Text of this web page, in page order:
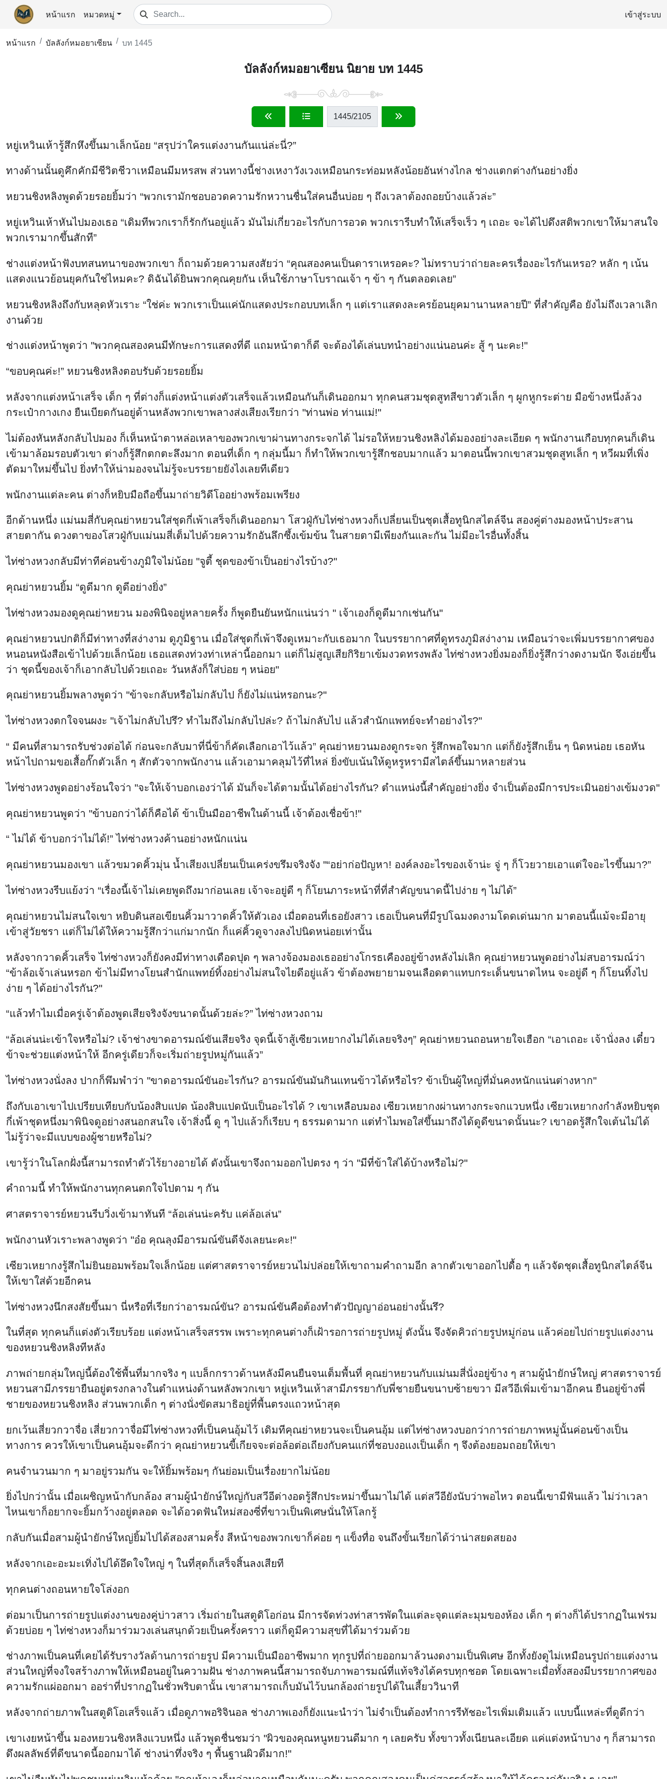
หน้าแรก หมวดหมู่ เข้าสู่ระบบ
หน้าแรก บัลลังก์หมอยาเซียน บท 1445
บัลลังก์หมอยาเซียน นิยาย บท 1445
1445/2105
หยู่เหวินเห้ารู้สึกหึงขึ้นมาเล็กน้อย “สรุปว่าใครแต่งงานกันแน่ล่ะนี่?”
ทางด้านนั้นดูคึกคักมีชีวิตชีวาเหมือนมีมหรสพ ส่วนทางนี้ช่างเหงาวังเวงเหมือนกระท่อมหลังน้อยอันห่างไกล ช่างแตกต่างกันอย่างยิ่ง
หยวนชิงหลิงพูดด้วยรอยยิ้มว่า “พวกเรามักชอบอวดความรักหวานชื่นใส่คนอื่นบ่อย ๆ ถึงเวลาต้องถอยบ้างแล้วล่ะ”
หยู่เหวินเห้าหันไปมองเธอ “เดิมทีพวกเราก็รักกันอยู่แล้ว มันไม่เกี่ยวอะไรกับการอวด พวกเรารีบทำให้เสร็จเร็ว ๆ เถอะ จะได้ไปดึงสติพวกเขาให้มาสนใจ
พวกเรามากขึ้นสักที”
ช่างแต่งหน้าฟังบทสนทนาของพวกเขา ก็ถามด้วยความสงสัยว่า “คุณสองคนเป็นดาราเหรอคะ? ไม่ทราบว่าถ่ายละครเรื่องอะไรกันเหรอ? หลัก ๆ เน้น
แสดงแนวย้อนยุคกันใช่ไหมคะ? ดิฉันได้ยินพวกคุณคุยกัน เห็นใช้ภาษาโบราณเจ้า ๆ ข้า ๆ กันตลอดเลย”
หยวนชิงหลิงถึงกับหลุดหัวเราะ “ใช่ค่ะ พวกเราเป็นแค่นักแสดงประกอบบทเล็ก ๆ แต่เราแสดงละครย้อนยุคมานานหลายปี” ที่สำคัญคือ ยังไม่ถึงเวลาเลิก
งานด้วย
ช่างแต่งหน้าพูดว่า "พวกคุณสองคนมีทักษะการแสดงที่ดี แถมหน้าตาก็ดี จะต้องได้เล่นบทนำอย่างแน่นอนค่ะ สู้ ๆ นะคะ!"
“ขอบคุณค่ะ!” หยวนชิงหลิงตอบรับด้วยรอยยิ้ม
หลังจากแต่งหน้าเสร็จ เด็ก ๆ ที่ต่างก็แต่งหน้าแต่งตัวเสร็จแล้วเหมือนกันก็เดินออกมา ทุกคนสวมชุดสูทสีขาวตัวเล็ก ๆ ผูกหูกระต่าย มือข้างหนึ่งล้วง
กระเป๋ากางเกง ยืนเบียดกันอยู่ด้านหลังพวกเขาพลางส่งเสียงเรียกว่า "ท่านพ่อ ท่านแม่!"
ไม่ต้องหันหลังกลับไปมอง ก็เห็นหน้าตาหล่อเหลาของพวกเขาผ่านทางกระจกได้ ไม่รอให้หยวนชิงหลิงได้มองอย่างละเอียด ๆ พนักงานเกือบทุกคนก็เดิน
เข้ามาล้อมรอบตัวเขา ต่างก็รู้สึกตกตะลึงมาก ตอนที่เด็ก ๆ กลุ่มนี้มา ก็ทำให้พวกเขารู้สึกชอบมากแล้ว มาตอนนี้พวกเขาสวมชุดสูทเล็ก ๆ หวีผมที่เพิ่ง
ตัดมาใหม่ขึ้นไป ยิ่งทำให้น่ามองจนไม่รู้จะบรรยายยังไงเลยทีเดียว
พนักงานแต่ละคน ต่างก็หยิบมือถือขึ้นมาถ่ายวิดีโออย่างพร้อมเพรียง
อีกด้านหนึ่ง แม่นมสี่กับคุณย่าหยวนใส่ชุดกี่เพ้าเสร็จก็เดินออกมา โสวฝู่กับไท่ซ่างหวงก็เปลี่ยนเป็นชุดเสื้อทูนิกสไตล์จีน สองคู่ต่างมองหน้าประสาน
สายตากัน ดวงตาของโสวฝู่กับแม่นมสี่เต็มไปด้วยความรักอันลึกซึ้งเข้มข้น ในสายตามีเพียงกันและกัน ไม่มีอะไรอื่นทั้งสิ้น
ไท่ซ่างหวงกลับมีท่าทีค่อนข้างภูมิใจไม่น้อย "จูตี้ ชุดของข้าเป็นอย่างไรบ้าง?"
คุณย่าหยวนยิ้ม “ดูดีมาก ดูดีอย่างยิ่ง”
ไท่ซ่างหวงมองดูคุณย่าหยวน มองพินิจอยู่หลายครั้ง ก็พูดยืนยันหนักแน่นว่า " เจ้าเองก็ดูดีมากเช่นกัน"
คุณย่าหยวนปกติก็มีท่าทางที่สง่างาม ดูภูมิฐาน เมื่อใส่ชุดกี่เพ้าจึงดูเหมาะกับเธอมาก ในบรรยากาศที่ดูทรงภูมิสง่างาม เหมือนว่าจะเพิ่มบรรยากาศของ
หนอนหนังสือเข้าไปด้วยเล็กน้อย เธอแสดงท่วงท่าเหล่านี้ออกมา แต่ก็ไม่สูญเสียกิริยาเข้มงวดทรงพลัง ไท่ซ่างหวงยิ่งมองก็ยิ่งรู้สึกว่างดงามนัก จึงเอ่ยขึ้น
ว่า ชุดนี้ของเจ้าก็เอากลับไปด้วยเถอะ วันหลังก็ใส่บ่อย ๆ หน่อย"
คุณย่าหยวนยิ้มพลางพูดว่า "ข้าจะกลับหรือไม่กลับไป ก็ยังไม่แน่หรอกนะ?"
ไท่ซ่างหวงตกใจจนผงะ "เจ้าไม่กลับไปรึ? ทำไมถึงไม่กลับไปล่ะ? ถ้าไม่กลับไป แล้วสำนักแพทย์จะทำอย่างไร?"
“ มีคนที่สามารถรับช่วงต่อได้ ก่อนจะกลับมาที่นี่ข้าก็คัดเลือกเอาไว้แล้ว” คุณย่าหยวนมองดูกระจก รู้สึกพอใจมาก แต่ก็ยังรู้สึกเย็น ๆ นิดหน่อย เธอหัน
หน้าไปถามขอเสื้อกั๊กตัวเล็ก ๆ สักตัวจากพนักงาน แล้วเอามาคลุมไว้ที่ไหล่ ยิ่งขับเน้นให้ดูหรูหรามีสไตล์ขึ้นมาหลายส่วน
ไท่ซ่างหวงพูดอย่างร้อนใจว่า "จะให้เจ้าบอกเองว่าได้ มันก็จะได้ตามนั้นได้อย่างไรกัน? ตำแหน่งนี้สำคัญอย่างยิ่ง จำเป็นต้องมีการประเมินอย่างเข้มงวด"
คุณย่าหยวนพูดว่า "ข้าบอกว่าได้ก็คือได้ ข้าเป็นมืออาชีพในด้านนี้ เจ้าต้องเชื่อข้า!"
“ ไม่ได้ ข้าบอกว่าไม่ได้!” ไท่ซ่างหวงค้านอย่างหนักแน่น
คุณย่าหยวนมองเขา แล้วขมวดคิ้วมุ่น น้ำเสียงเปลี่ยนเป็นเคร่งขรึมจริงจัง "“อย่าก่อปัญหา! องค์ลงอะไรของเจ้าน่ะ จู่ ๆ ก็โวยวายเอาแต่ใจอะไรขึ้นมา?”
ไท่ซ่างหวงรีบแย้งว่า “เรื่องนี้เจ้าไม่เคยพูดถึงมาก่อนเลย เจ้าจะอยู่ดี ๆ ก็โยนภาระหน้าที่ที่สำคัญขนาดนี้ไปง่าย ๆ ไม่ได้”
คุณย่าหยวนไม่สนใจเขา หยิบดินสอเขียนคิ้วมาวาดคิ้วให้ตัวเอง เมื่อตอนที่เธอยังสาว เธอเป็นคนที่มีรูปโฉมงดงามโดดเด่นมาก มาตอนนี้แม้จะมีอายุ
เข้าสู่วัยชรา แต่ก็ไม่ได้ให้ความรู้สึกว่าแก่มากนัก ก็แค่คิ้วดูจางลงไปนิดหน่อยเท่านั้น
ยกเว้นเสี่ยวกวาจื่อ เสี่ยวกวาจื่อมีไท่ซ่างหวงที่เป็นคนอุ้มไว้ เดิมทีคุณย่าหยวนจะเป็นคนอุ้ม แต่ไท่ซ่างหวงบอกว่าการถ่ายภาพหมู่นั้นค่อนข้างเป็น
ทางการ ควรให้เขาเป็นคนอุ้มจะดีกว่า คุณย่าหยวนขี้เกียจจะต่อล้อต่อเถียงกับคนแก่ที่ชอบงอแงเป็นเด็ก ๆ จึงต้องยอมถอยให้เขา
คนจำนวนมาก ๆ มาอยู่รวมกัน จะให้ยิ้มพร้อมๆ กันย่อมเป็นเรื่องยากไม่น้อย
ยิ่งไปกว่านั้น เมื่อเผชิญหน้ากับกล้อง สามผู้นำยักษ์ใหญ่กับสวีอีต่างอดรู้สึกประหม่าขึ้นมาไม่ได้ แต่สวีอียังนับว่าพอไหว ตอนนี้เขามีฟันแล้ว ไม่ว่าเวลา
ไหนเขาก็อยากจะยิ้มกว้างอยู่ตลอด จะได้อวดฟันใหม่สองซี่ที่ขาวเป็นพิเศษนั่นให้โลกรู้
กลับกันเมื่อสามผู้นำยักษ์ใหญ่ยิ้มไปได้สองสามครั้ง สีหน้าของพวกเขาก็ค่อย ๆ แข็งทื่อ จนถึงขั้นเรียกได้ว่าน่าสยดสยอง
หลังจากเอะอะมะเทิ่งไปได้อึดใจใหญ่ ๆ ในที่สุดก็เสร็จสิ้นลงเสียที
ทุกคนต่างถอนหายใจโล่งอก
ต่อมาเป็นการถ่ายรูปแต่งงานของคู่บ่าวสาว เริ่มถ่ายในสตูดิโอก่อน มีการจัดท่วงท่าสารพัดในแต่ละจุดแต่ละมุมของห้อง เด็ก ๆ ต่างก็ได้ปรากฏในเฟรม
ด้วยบ่อย ๆ ไท่ซ่างหวงก็มาร่วมวงเล่นสนุกด้วยเป็นครั้งคราว แต่ก็ดูมีความสุขที่ได้มาร่วมด้วย
ช่างภาพเป็นคนที่เคยได้รับรางวัลด้านการถ่ายรูป มีความเป็นมืออาชีพมาก ทุกรูปที่ถ่ายออกมาล้วนงดงามเป็นพิเศษ อีกทั้งยังดูไม่เหมือนรูปถ่ายแต่งงาน
ส่วนใหญ่ที่จงใจสร้างภาพให้เหมือนอยู่ในความฝัน ช่างภาพคนนี้สามารถจับภาพอารมณ์ที่แท้จริงได้ครบทุกชอต โดยเฉพาะเมื่อทั้งสองมีบรรยากาศของ
ความรักแผ่ออกมา ออร่าที่ปรากฏในชั่วพริบตานั้น เขาสามารถเก็บมันไว้บนกล้องถ่ายรูปได้ในเสี้ยววินาที
หลังจากถ่ายภาพในสตูดิโอเสร็จแล้ว เมื่อดูภาพอริจินอล ช่างภาพเองก็ยังแนะนำว่า ไม่จำเป็นต้องทำการรีทัชอะไรเพิ่มเติมแล้ว แบบนี้แหล่ะที่ดูดีกว่า
เขาเงยหน้าขึ้น มองหยวนชิงหลิงแวบหนึ่ง แล้วพูดชื่นชมว่า "ผิวของคุณหนูหยวนดีมาก ๆ เลยครับ ทั้งขาวทั้งเนียนละเอียด แค่แต่งหน้าบาง ๆ ก็สามารถ
ดึงผลลัพธ์ที่ดีขนาดนี้ออกมาได้ ช่างน่าทึ่งจริง ๆ พื้นฐานผิวดีมาก!"